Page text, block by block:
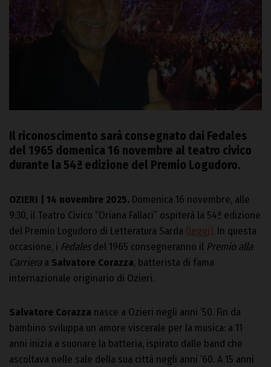
Il riconoscimento sarà consegnato dai Fedales
del 1965 domenica 16 novembre al teatro civico
durante la 54ª edizione del Premio Logudoro.
OZIERI | 14 novembre 2025. Domenica 16 novembre, alle
9:30, il Teatro Civico “Oriana Fallaci” ospiterà la 54ª edizione
del Premio Logudoro di Letteratura Sarda (leggi). In questa
occasione, i Fedalesdel 1965 consegneranno il Premio alla
Carriera a Salvatore Corazza, batterista di fama
internazionale originario di Ozieri.
Salvatore Corazza nasce a Ozieri negli anni ’50. Fin da
bambino sviluppa un amore viscerale per la musica: a 11
anni inizia a suonare la batteria, ispirato dalle band che
ascoltava nelle sale della sua città negli anni ’60. A 15 anni